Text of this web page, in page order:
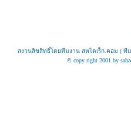
สงวนลิขสิทธิ์โดยทีมงาน สหไดเร็ก.คอม ( ที
© copy right 2001 by